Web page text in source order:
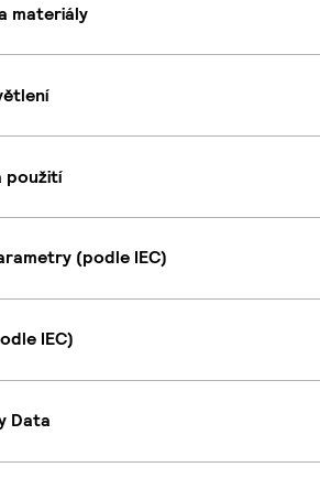
materiály
použití
(podle IEC)
IEC)
Data